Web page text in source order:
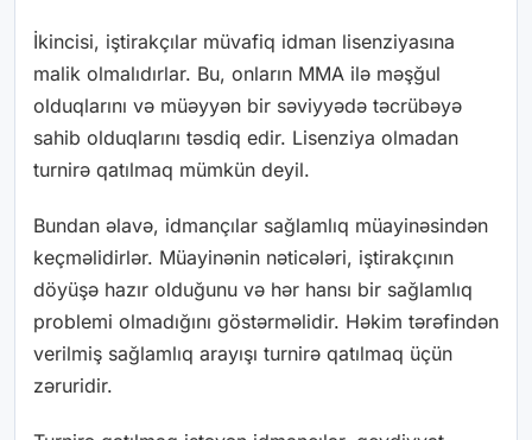
İkincisi, iştirakçılar müvafiq idman lisenziyasına
malik olmalıdırlar. Bu, onların MMA ilə məşğul
olduqlarını və müəyyən bir səviyyədə təcrübəyə
sahib olduqlarını təsdiq edir. Lisenziya olmadan
turnirə qatılmaq mümkün deyil.
Bundan əlavə, idmançılar sağlamlıq müayinəsindən
keçməlidirlər. Müayinənin nəticələri, iştirakçının
döyüşə hazır olduğunu və hər hansı bir sağlamlıq
problemi olmadığını göstərməlidir. Həkim tərəfindən
verilmiş sağlamlıq arayışı turnirə qatılmaq üçün
zəruridir.